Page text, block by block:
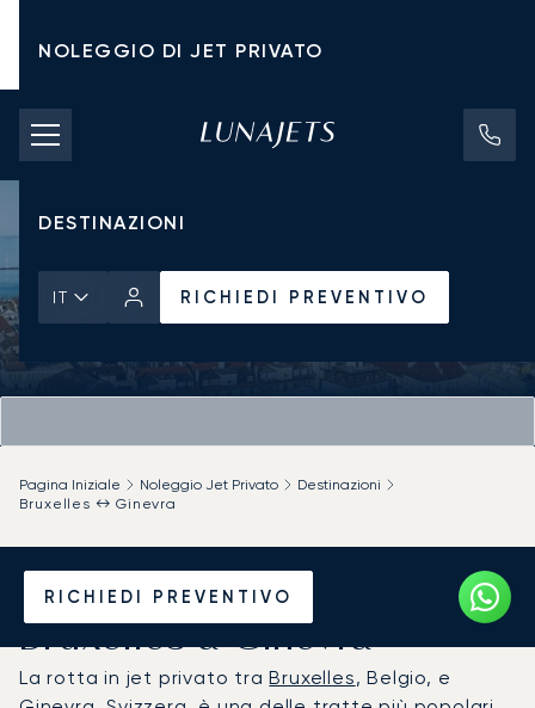
NOLEGGIO DI JET PRIVATO
TARIFFE DI NOLEGGIO
JET PRIVATI
DESTINAZIONI
IT RICHIEDI PREVENTIVO
RICHIEDI PREVENTIVO
Pagina Iniziale Noleggio Jet Privato
Destinazioni
Bruxelles ↔ Ginevra
Noleggia un Jet Privato da
Bruxelles a Ginevra
La rotta in jet privato traBruxelles, Belgio, e